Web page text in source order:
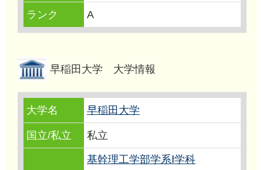
ランク A
早稲田大学 大学情報
大学名 早稲田大学
国立/私立 私立
基幹理工学部学系Ⅰ学科